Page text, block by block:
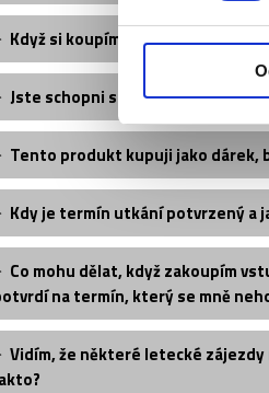
Když si koupím dvě vstupenky,
Jste schopni sehnat větší
Tento produkt kupuji jako dárek,
Kdy je termín utkání potvrzený a
Co mohu dělat, když zakoupím
na termín, který se mně
Vidím, že některé letecké